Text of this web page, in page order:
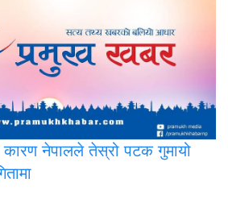
कारण नेपालले तेस्रो पटक गुमायो